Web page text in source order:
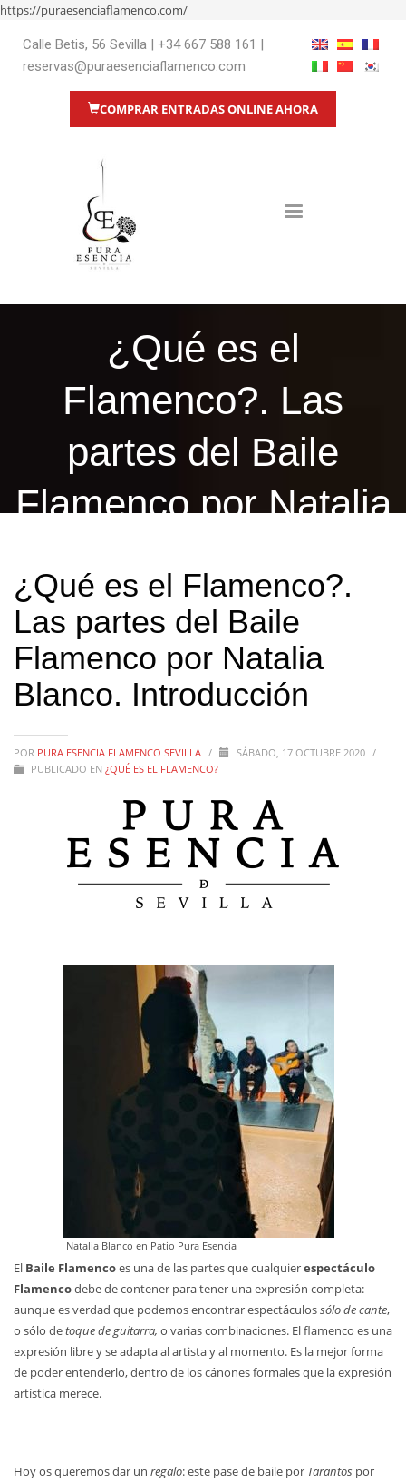
https://puraesenciaflamenco.com/
Calle Betis, 56 Sevilla | +34 667 588 161 |
reservas@puraesenciaflamenco.com
COMPRAR ENTRADAS ONLINE AHORA
¿Qué es el
Flamenco?. Las
partes del Baile
Flamenco por Natalia
¿Qué es el Flamenco?.
Las partes del Baile
Flamenco por Natalia
Blanco. Introducción
POR PURA ESENCIA FLAMENCO SEVILLA / SÁBADO, 17 OCTUBRE 2020 /
PUBLICADO EN ¿QUÉ ES EL FLAMENCO?
Natalia Blanco en Patio Pura Esencia
El Baile Flamencoes una de las partes que cualquierespectáculo
Flamencodebe de contener para tener una expresión completa:
aunque es verdad que podemos encontrar espectáculossólo de cante,
o sólo detoque de guitarra, o varias combinaciones. El flamenco es una
expresión libre y se adapta al artista y al momento. Es la mejor forma
de poder entenderlo, dentro de los cánones formales que la expresión
artística merece.
Hoy os queremos dar un regalo: este pase de baile por Tarantos por